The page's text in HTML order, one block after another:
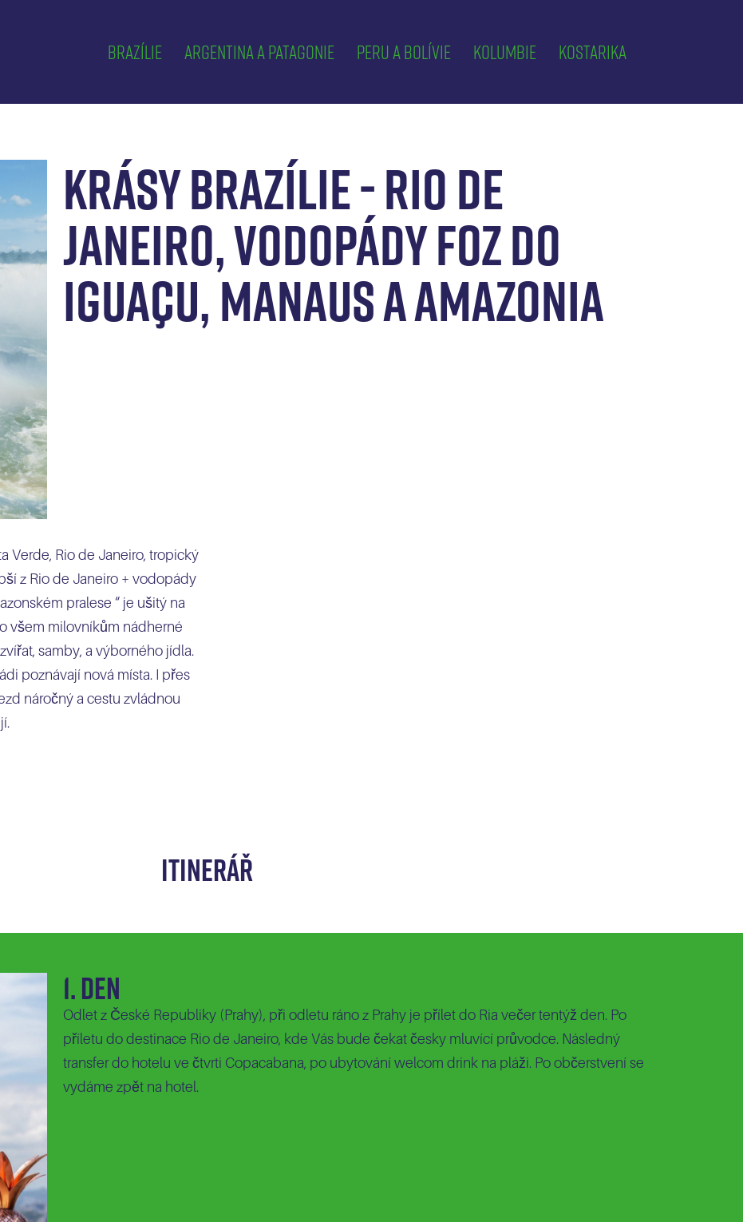
Brazílie Argentina a Patagonie Peru a Bolívie Kolumbie Kostarika
KRÁSY BRAZÍLIE - RIO DE
JANEIRO, VODOPÁDY FOZ DO
IGUAÇU, MANAUS A AMAZONIA
Verde, Rio de Janeiro, tropický
z Rio de Janeiro + vodopády
pralese “ je ušitý na
všem milovníkům nádherné
samby, a výborného jídla.
poznávají nová místa. I přes
náročný a cestu zvládnou
ITINERÁŘ
1. Den
Odlet z České Republiky (Prahy), při odletu ráno z Prahy je přílet do Ria večer tentýž den. Po
příletu do destinace Rio de Janeiro, kde Vás bude čekat česky mluvící průvodce. Následný
transfer do hotelu ve čtvrti Copacabana, po ubytování welcom drink na pláži. Po občerstvení se
vydáme zpět na hotel.